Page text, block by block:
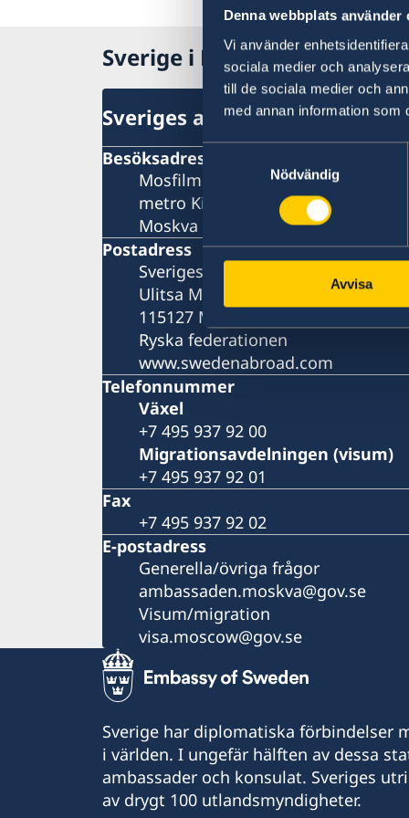
Denna webbplats använder
Vi använder
sociala medier och
till de sociala medier och
med annan information som
Samtyckesval
Nödvändig
Avvisa
Sverige i Ryssland, Moskva
Sveriges ambassad
Besöksadress
Mosfilmovskaja ul., 60
metro Kievskaja, Universitet eller
Moskva
Postadress
Sveriges ambassad i Moskva
Ulitsa Mosfilmovskaja 60
115127 Moskva
Ryska federationen
www.swedenabroad.com
Telefonnummer
Växel
+7 495 937 92 00
Migrationsavdelningen (visum)
+7 495 937 92 01
Fax
+7 495 937 92 02
E-postadress
Generella/övriga frågor
ambassaden.moskva@gov.se
Visum/migration
visa.moscow@gov.se
Sverige har diplomatiska förbindelser
i världen. I ungefär hälften av dessa
ambassader och konsulat. Sveriges
av drygt 100 utlandsmyndigheter.